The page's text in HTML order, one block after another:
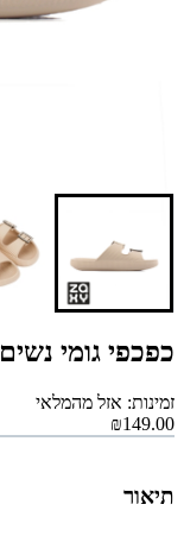
כפכפי גומי נשים LEVEZA ZAXY זקסי - קרם
זמינות: אזל מהמלאי
₪149.00
תיאור